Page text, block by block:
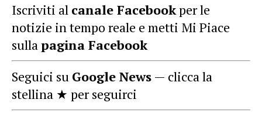
Iscriviti al canale Facebookper le
notizie in tempo reale e metti Mi Piace
sullapagina Facebook
Seguici su Google News — clicca la
stellina ★ per seguirci